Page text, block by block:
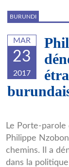
BURUNDI
MAR
23
2017
Philippe-
Le Porte-
Philippe
chemins. Il a
dans la